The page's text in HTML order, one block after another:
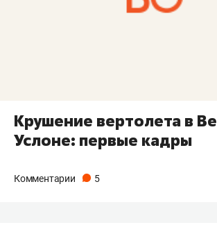
Крушение вертолета в
Услоне: первые кадры
Комментарии 5